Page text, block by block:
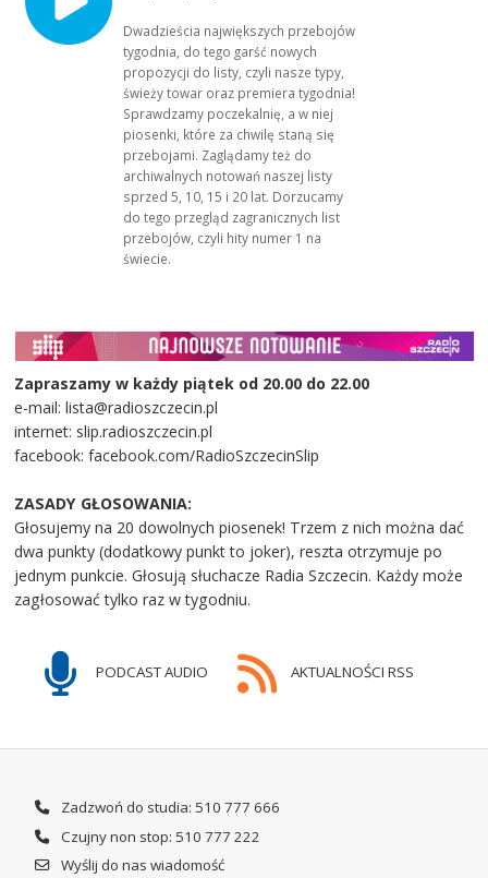
Dwadzieścia największych przebojów
tygodnia, do tego garść nowych
propozycji do listy, czyli nasze typy,
świeży towar oraz premiera tygodnia!
Sprawdzamy poczekalnię, a w niej
piosenki, które za chwilę staną się
przebojami. Zaglądamy też do
archiwalnych notowań naszej listy
sprzed 5, 10, 15 i 20 lat. Dorzucamy
do tego przegląd zagranicznych list
przebojów, czyli hity numer 1 na
świecie.
Zapraszamy w każdy piątek od 20.00 do 22.00
e-mail: lista@radioszczecin.pl
internet: slip.radioszczecin.pl
facebook: facebook.com/RadioSzczecinSlip
ZASADY GŁOSOWANIA:
Głosujemy na 20 dowolnych piosenek! Trzem z nich można dać
dwa punkty (dodatkowy punkt to joker), reszta otrzymuje po
jednym punkcie. Głosują słuchacze Radia Szczecin. Każdy może
zagłosować tylko raz w tygodniu.
PODCAST AUDIO AKTUALNOŚCI RSS
Zadzwoń do studia: 510 777 666
Czujny non stop: 510 777 222
Wyślij do nas wiadomość